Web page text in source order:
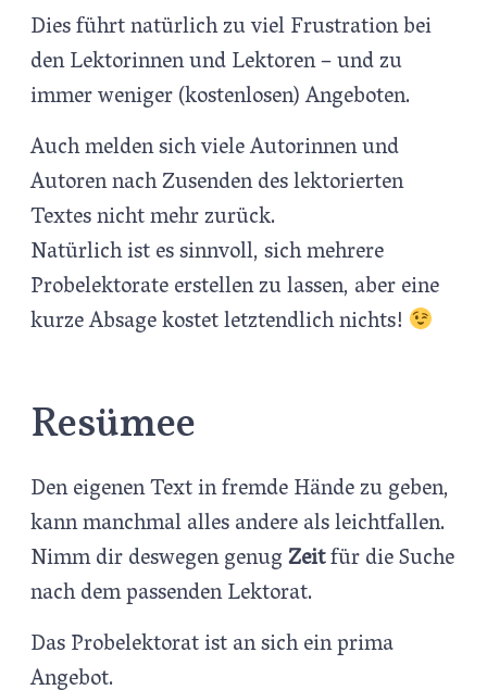
Dies führt natürlich zu viel Frustration bei
den Lektorinnen und Lektoren – und zu
immer weniger (kostenlosen) Angeboten.
Auch melden sich viele Autorinnen und
Autoren nach Zusenden des lektorierten
Textes nicht mehr zurück.
Natürlich ist es sinnvoll, sich mehrere
Probelektorate erstellen zu lassen, aber eine
kurze Absage kostet letztendlich nichts!
Resümee
Den eigenen Text in fremde Hände zu geben,
kann manchmal alles andere als leichtfallen.
Nimm dir deswegen genugZeitfür die Suche
nach dem passenden Lektorat.
Das Probelektorat ist an sich ein prima
Angebot.